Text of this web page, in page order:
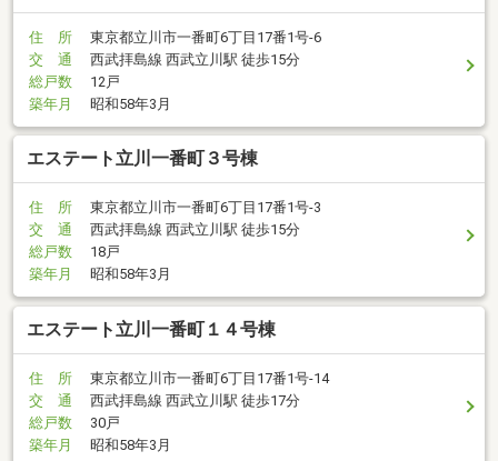
住 所
東京都立川市一番町6丁目17番1号-6
交 通
西武拝島線 西武立川駅 徒歩15分
総戸数
12戸
築年月
昭和58年3月
エステート立川一番町３号棟
住 所
東京都立川市一番町6丁目17番1号-3
交 通
西武拝島線 西武立川駅 徒歩15分
総戸数
18戸
築年月
昭和58年3月
エステート立川一番町１４号棟
住 所
東京都立川市一番町6丁目17番1号-14
交 通
西武拝島線 西武立川駅 徒歩17分
総戸数
30戸
築年月
昭和58年3月